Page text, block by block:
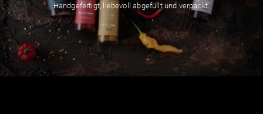
Handgefertigt, liebevoll abgefüllt und verpackt.